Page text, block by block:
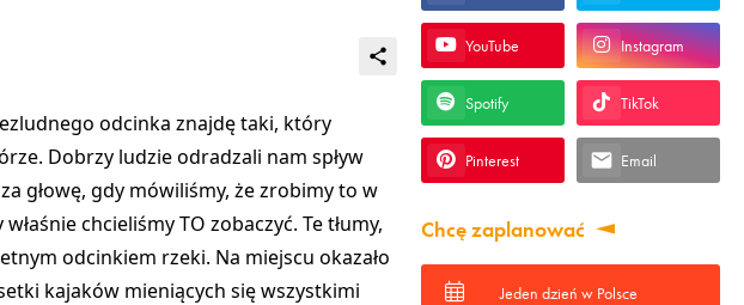
odcinka znajdę taki, który
Dobrzy ludzie odradzali nam spływ
głowę, gdy mówiliśmy, że zrobimy to w
chcieliśmy TO zobaczyć. Te tłumy,
odcinkiem rzeki. Na miejscu okazało
kajaków mieniących się wszystkimi
YouTube Instagram
Spotify TikTok
Pinterest Email
Chcę zaplanować
Jeden dzień w Polsce